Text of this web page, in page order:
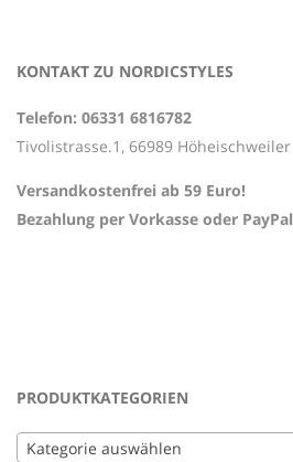
KONTAKT ZU NORDICSTYLES
Telefon: 06331 6816782
Tivolistrasse.1, 66989 Höheischweiler
Versandkostenfrei ab 59 Euro!
Bezahlung per Vorkasse oder PayPal
PRODUKTKATEGORIEN
Kategorie auswählen